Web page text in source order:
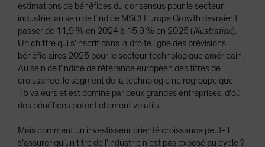
estimations de bénéfices du consensus pour le secteur
industriel au sein de l’indice MSCI Europe Growth devraient
passer de 11,9 % en 2024 à 15,9 % en 2025 (Illustration).
Un chiffre qui s’inscrit dans la droite ligne des prévisions
bénéficiaires 2025 pour le secteur technologique américain.
Au sein de l’indice de référence européen des titres de
croissance, le segment de la technologie ne regroupe que
15 valeurs et est dominé par deux grandes entreprises, d’où
des bénéfices potentiellement volatils.
Mais comment un investisseur orienté croissance peut-il
s’assurer qu’un titre de l’industrie n’est pas exposé au cycle ?